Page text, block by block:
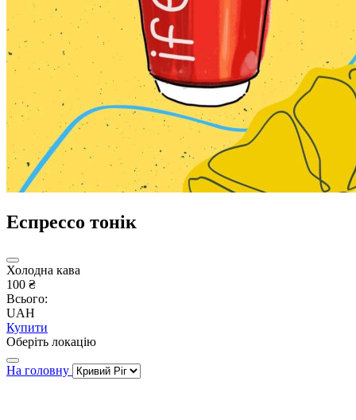
Еспрессо тонік
Холодна кава
100 ₴
Всього:
UAH
Купити
Оберіть локацію
На головну